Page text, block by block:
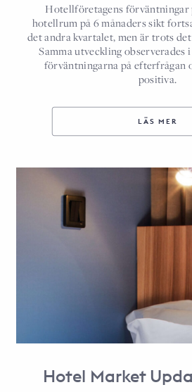
Hotellföretagens förväntningar
hotellrum på 6 månaders sikt
det andra kvartalet, men är trots
Samma utveckling observerades
förväntningarna på efterfrågan
positiva.
LÄS MER
Hotel Market